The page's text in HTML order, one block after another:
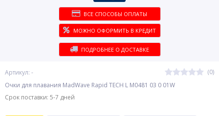
Артикул: -
(0)
Очки для плавания MadWave Rapid TECH L M0481 03 0 01W
Срок поставки: 5-7 дней
ВСЕ СПОСОБЫ ОПЛАТЫ
МОЖНО ОФОРМИТЬ В КРЕДИТ
ПОДРОБНЕЕ О ДОСТАВКЕ